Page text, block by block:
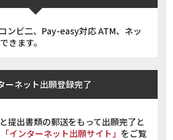
ンビ二、Pay-easy対応 ATM、ネッ
きます。
ーネット出願登録完了
提出書類の郵送をもって出願完了と
「インターネット出願サイト」 をご覧